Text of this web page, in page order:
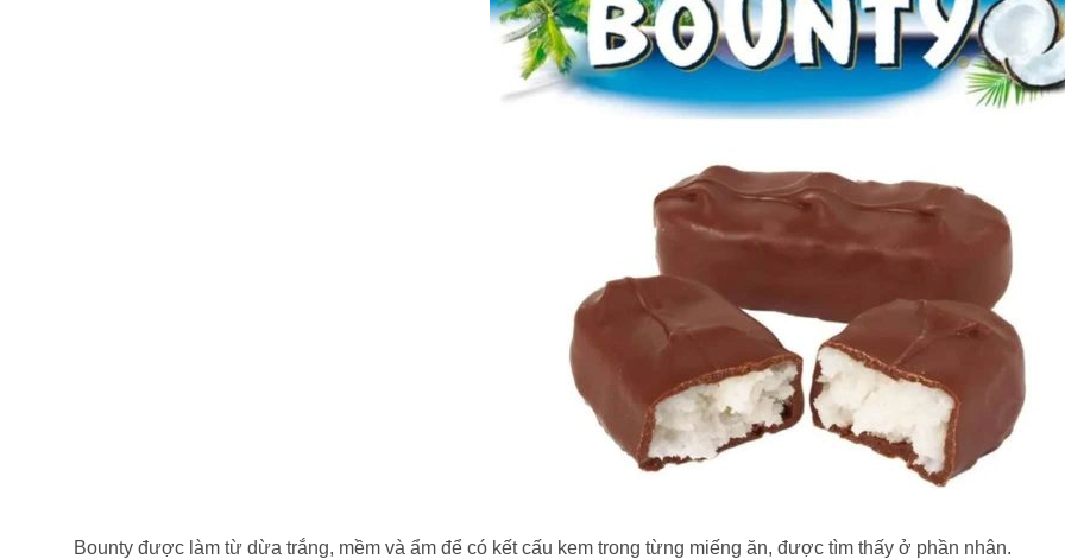
Bounty được làm từ dừa trắng, mềm và ẩm để có kết cấu kem trong từng miếng ăn, được tìm thấy ở phần nhân.